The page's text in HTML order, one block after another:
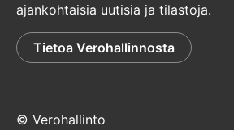
ajankohtaisia uutisia ja tilastoja.
Tietoa Verohallinnosta
© Verohallinto